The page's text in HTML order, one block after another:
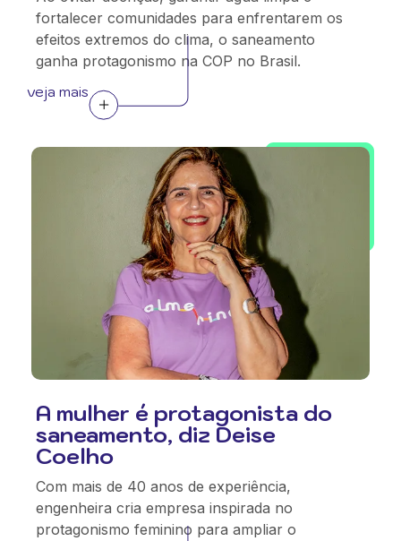
fortalecer comunidades para enfrentarem os
efeitos extremos do clima, o saneamento
ganha protagonismo na COP no Brasil.
veja mais
A mulher é protagonista do
saneamento, diz Deise
Coelho
Com mais de 40 anos de experiência,
engenheira cria empresa inspirada no
protagonismo feminino para ampliar o